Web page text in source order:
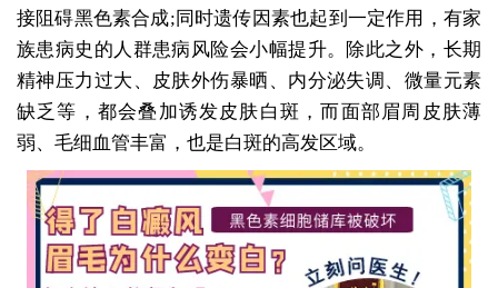
接阻碍黑色素合成;同时遗传因素也起到一定作用，有家
族患病史的人群患病风险会小幅提升。除此之外，长期
精神压力过大、皮肤外伤暴晒、内分泌失调、微量元素
缺乏等，都会叠加诱发皮肤白斑，而面部眉周皮肤薄
弱、毛细血管丰富，也是白斑的高发区域。